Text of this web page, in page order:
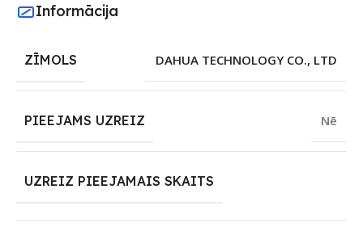
Informācija
ZĪMOLS DAHUA TECHNOLOGY CO., LTD
PIEEJAMS UZREIZ Nē
UZREIZ PIEEJAMAIS SKAITS